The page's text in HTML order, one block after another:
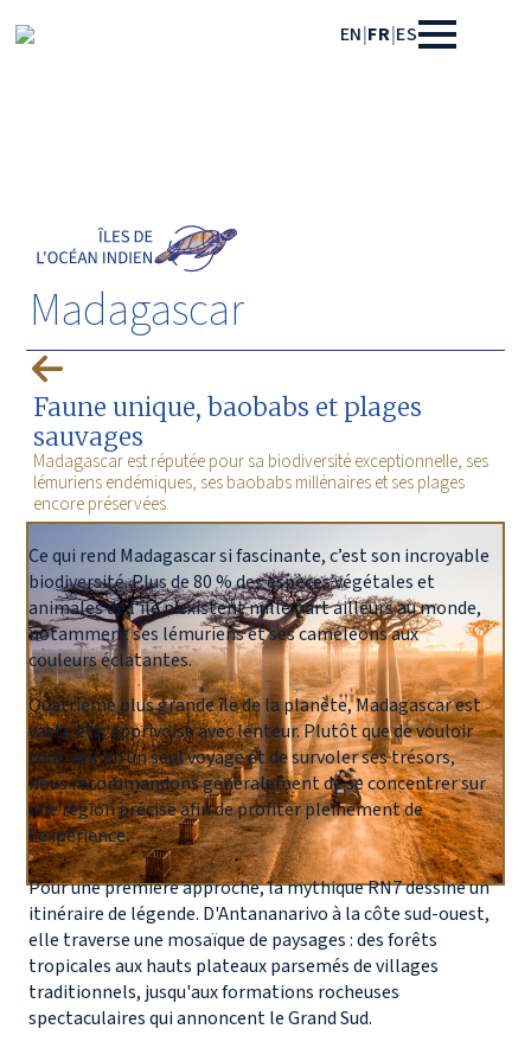
EN|FR|ES
Faune unique, baobabs et plages
sauvages
Madagascar est réputée pour sa biodiversité exceptionnelle, ses
lémuriens endémiques, ses baobabs millénaires et ses plages
encore préservées.
Madagascar
Ce qui rend Madagascar si fascinante, c’est son incroyable
biodiversité. Plus de 80 % des espèces végétales et
animales de l’île n’existent nulle part ailleurs au monde,
notamment ses lémuriens et ses caméléons aux
couleurs éclatantes.
Quatrième plus grande île de la planète, Madagascar est
vaste et s'apprivoise avec lenteur. Plutôt que de vouloir
tout voir en un seul voyage et de survoler ses trésors,
nous recommandons généralement de se concentrer sur
une région précise afin de profiter pleinement de
l’expérience.
Pour une première approche, la mythique RN7 dessine un
itinéraire de légende. D'Antananarivo à la côte sud-ouest,
elle traverse une mosaïque de paysages : des forêts
tropicales aux hauts plateaux parsemés de villages
traditionnels, jusqu'aux formations rocheuses
spectaculaires qui annoncent le Grand Sud.